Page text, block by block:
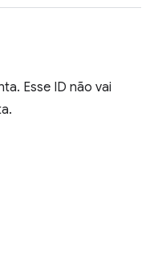
Esse ID não vai